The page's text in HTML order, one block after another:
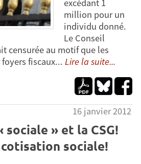
excédant 1
million pour un
individu donné.
Le Conseil
censurée au motif que les
fiscaux... Lire la suite...
16 janvier 2012
sociale » et la CSG!
sociale!